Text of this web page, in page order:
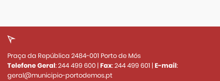
Praça da República 2484-001 Porto de Mós
Telefone Geral:244 499 600| Fax:244 499 601 | E-mail:
geral@municipio-portodemos.pt